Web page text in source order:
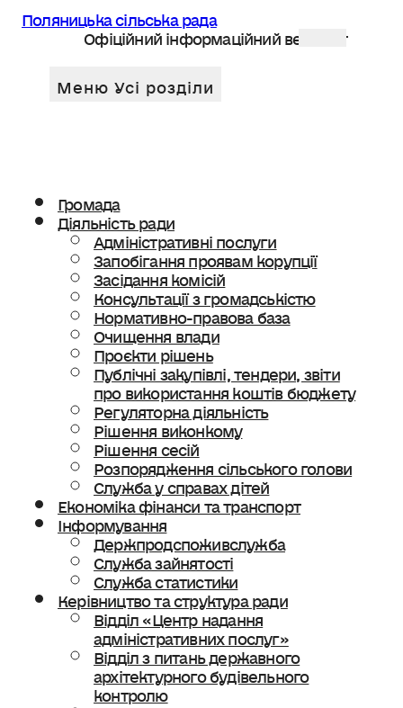
Поляницька сільська рада
Офіційний інформаційний веб сайт
Громада
Діяльність ради
Адміністративні послуги
Запобігання проявам корупції
Засідання комісій
Консультації з громадськістю
Нормативно-правова база
Очищення влади
Проєкти рішень
Публічні закупівлі, тендери, звіти
про використання коштів бюджету
Регуляторна діяльність
Рішення виконкому
Рішення сесій
Розпорядження сільського голови
Служба у справах дітей
Економіка фінанси та транспорт
Інформування
Держпродспоживслужба
Служба зайнятості
Служба статистики
Керівництво та структура ради
Відділ «Центр надання
адміністративних послуг»
Відділ з питань державного
архітектурного будівельного
контролю